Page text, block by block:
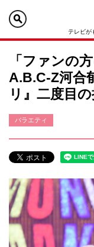
テレビが
「ファンの
A.B.C-Z河合
リ』二度目
バラエティ